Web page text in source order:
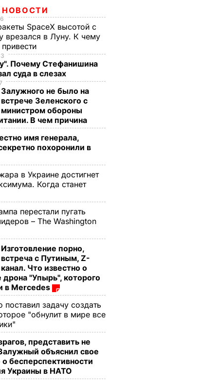
SpaceX высотой с
врезался в Луну. К чему
Почему Стефанишина
суда в слезах
Залужного не было на
встрече Зеленского с
министром обороны
В чем причина
имя генерала,
похоронили в
в Украине достигнет
Когда станет
перестали пугать
– The Washington
Изготовление порно,
встреча с Путиным, Z-
канал. Что известно о
дрона "Упырь", которого
в Mercedes
задачу создать
"обнулит в мире все
представить не
объяснил свое
о бесперспективности
Украины в НАТО